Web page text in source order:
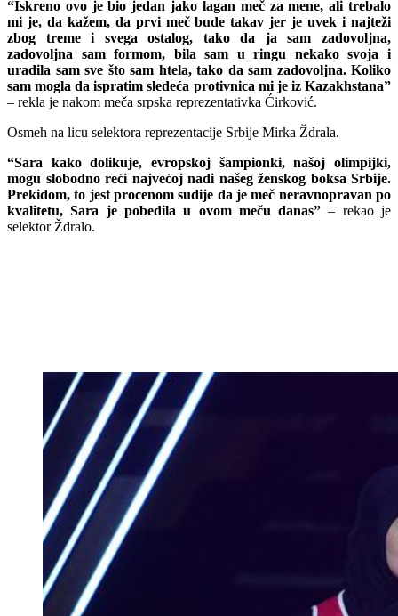
“Iskreno ovo je bio jedan jako lagan meč za mene, ali trebalo
mi je, da kažem, da prvi meč bude takav jer je uvek i najteži
zbog treme i svega ostalog, tako da ja sam zadovoljna,
zadovoljna sam formom, bila sam u ringu nekako svoja i
uradila sam sve što sam htela, tako da sam zadovoljna. Koliko
sam mogla da ispratim sledeća protivnica mi je iz Kazakhstana”
– rekla je nakom meča srpska reprezentativka Ćirković.
Osmeh na licu selektora reprezentacije Srbije Mirka Ždrala.
“Sara kako dolikuje, evropskoj šampionki, našoj olimpijki,
mogu slobodno reći najvećoj nadi našeg ženskog boksa Srbije.
Prekidom, to jest procenom sudije da je meč neravnopravan po
kvalitetu, Sara je pobedila u ovom meču danas” – rekao je
selektor Ždralo.